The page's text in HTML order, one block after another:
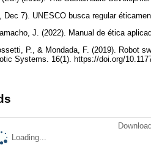
Dec 7). UNESCO busca regular
J. (2022). Manual de ética
P., & Mondada, F. (2019). Robot
Systems. 16(1). https://doi.org/
Loading...